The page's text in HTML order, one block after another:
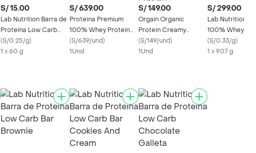
S/ 15.00
Lab Nutrition Barra de
Proteína Low Carb
Chocolate Galleta
(S/0.25/g)
1 x 60 g
S/ 639.00
Proteina Premium
100% Whey Protein
Chocolate 5.6lb
(S/639/und)
1Und
S/ 149.00
Orgain Organic
Protein Creamy
Chocolate Fudge
1.02lb (462gr)
(S/149/und)
1Und
S/ 299.00
Lab Nutrition
100% Whey
Chocolate
(S/0.33/g)
1 x 907 g